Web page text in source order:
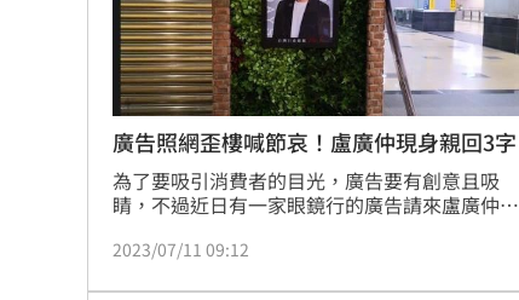
廣告照網歪樓喊節哀！盧廣仲現身親回3字
為了要吸引消費者的目光，廣告要有創意且吸
睛，不過近日有一家眼鏡行的廣告請來盧廣仲當
網路上引起討論，還釣出盧廣仲本人來留言！
2023/07/11 09:12